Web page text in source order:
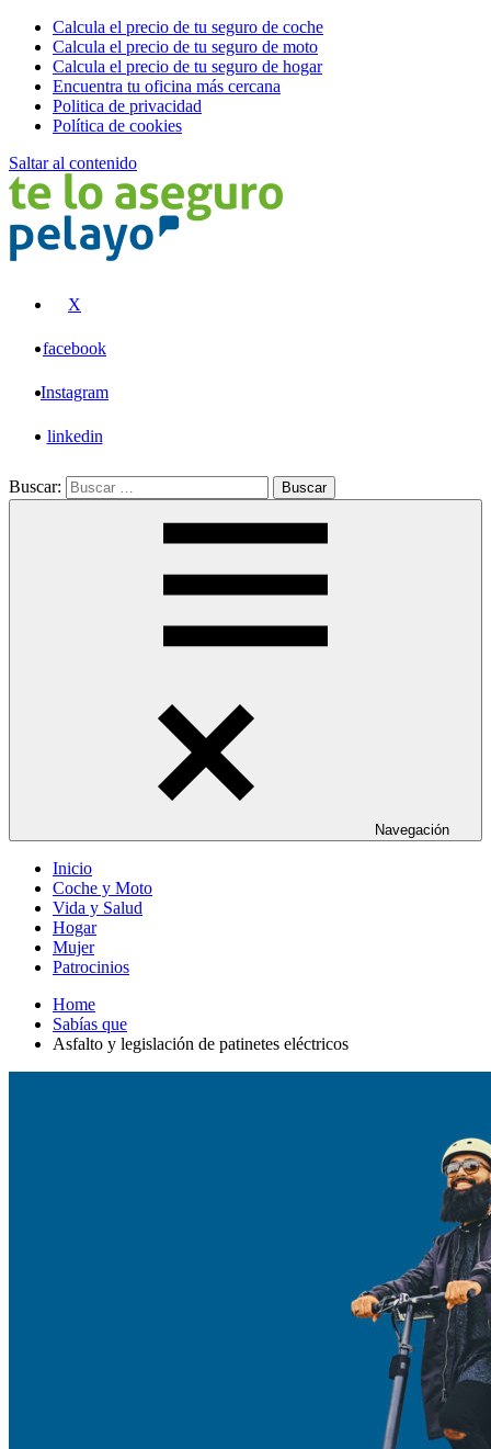
Calcula el precio de tu seguro de coche
Calcula el precio de tu seguro de moto
Calcula el precio de tu seguro de hogar
Encuentra tu oficina más cercana
Politica de privacidad
Política de cookies
Saltar al contenido
X
facebook
Instagram
linkedin
Buscar: Buscar
Navegación
Inicio
Coche y Moto
Vida y Salud
Hogar
Mujer
Patrocinios
Home
Sabías que
Asfalto y legislación de patinetes eléctricos